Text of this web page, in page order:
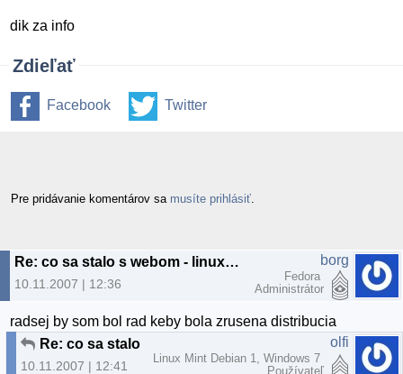
dik za info
Zdieľať
Facebook Twitter
Pre pridávanie komentárov sa musíte prihlásiť
Re: co sa stalo s webom - linuxmint.com ...?
10.11.2007 | 12:36
borg
Fedora
Administrátor
radsej by som bol rad keby bola zrusena distribucia
10.11.2007 | 12:41
olfi
Linux Mint Debian 1, Windows 7
Používateľ